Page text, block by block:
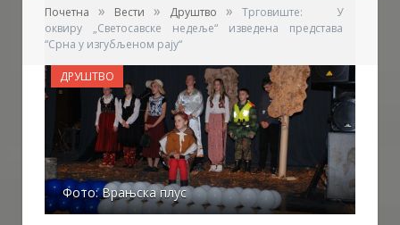
Почетна » Вести » Друштво »
Трговиште: У
оквиру „Светосавске недеље“ изведена представа
“Срна у изгубљеном рају“
Фото: Врањска плус
ДРУШТВО